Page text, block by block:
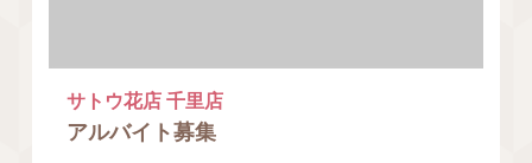
サトウ花店 千里店
アルバイト募集